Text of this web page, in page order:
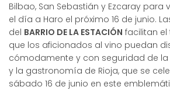
Bilbao, San Sebastián y Ezcaray para
el día a Haro el próximo 16 de junio.
del BARRIO DE LA ESTACIÓN facilitan
que los aficionados al vino puedan
cómodamente y con seguridad de la
y la gastronomía de Rioja, que se
sábado 16 de junio en este